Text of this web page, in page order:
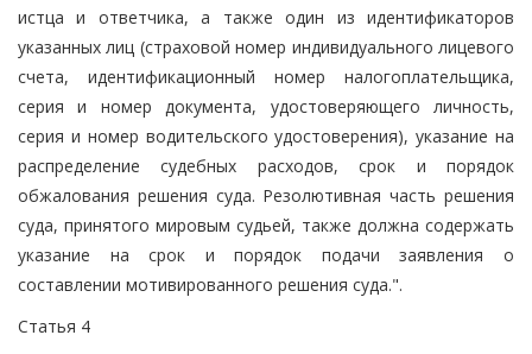
истца и ответчика, а также один из идентификаторов
указанных лиц (страховой номер индивидуального лицевого
счета, идентификационный номер налогоплательщика,
серия и номер документа, удостоверяющего личность,
серия и номер водительского удостоверения), указание на
распределение судебных расходов, срок и порядок
обжалования решения суда. Резолютивная часть решения
суда, принятого мировым судьей, также должна содержать
указание на срок и порядок подачи заявления о
составлении мотивированного решения суда.".
Статья 4